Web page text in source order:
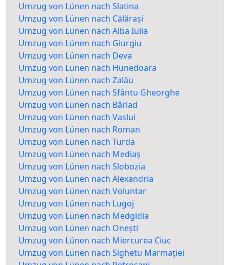
Umzug von Lünen nach Slatina
Umzug von Lünen nach Călărași
Umzug von Lünen nach Alba Iulia
Umzug von Lünen nach Giurgiu
Umzug von Lünen nach Deva
Umzug von Lünen nach Hunedoara
Umzug von Lünen nach Zalău
Umzug von Lünen nach Sfântu Gheorghe
Umzug von Lünen nach Bârlad
Umzug von Lünen nach Vaslui
Umzug von Lünen nach Roman
Umzug von Lünen nach Turda
Umzug von Lünen nach Mediaș
Umzug von Lünen nach Slobozia
Umzug von Lünen nach Alexandria
Umzug von Lünen nach Voluntar
Umzug von Lünen nach Lugoj
Umzug von Lünen nach Medgidia
Umzug von Lünen nach Onești
Umzug von Lünen nach Miercurea Ciuc
Umzug von Lünen nach Sighetu Marmației